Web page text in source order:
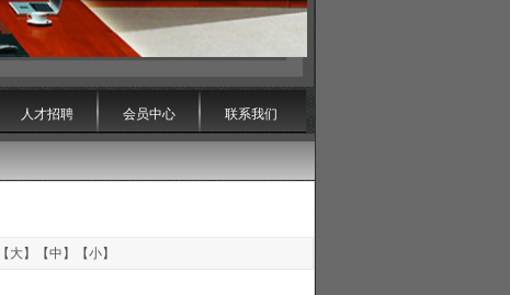
人才招聘 会员中心 联系我们
大】【中】【小】